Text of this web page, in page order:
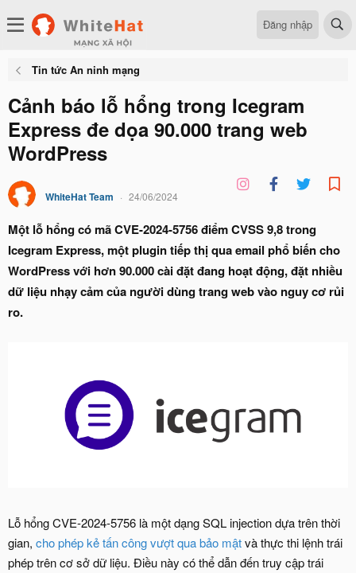
Đăng nhập
Tin tức An ninh mạng
Cảnh báo lỗ hổng trong Icegram
Express đe dọa 90.000 trang web
WordPress
WhiteHat Team 24/06/2024
Một lỗ hổng có mã CVE-2024-5756 điểm CVSS 9,8 trong
Icegram Express, một plugin tiếp thị qua email phổ biến cho
WordPress với hơn 90.000 cài đặt đang hoạt động, đặt nhiều
dữ liệu nhạy cảm của người dùng trang web vào nguy cơ rủi
ro.
Lỗ hổng CVE-2024-5756 là một dạng SQL injection dựa trên thời
gian, cho phép kẻ tấn công vượt qua bảo mậtvà thực thi lệnh trái
phép trên cơ sở dữ liệu. Điều này có thể dẫn đến truy cập trái